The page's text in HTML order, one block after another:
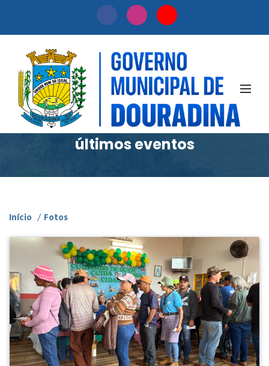
Fotos
Confira nossa timeline dos
últimos eventos
Início / Fotos